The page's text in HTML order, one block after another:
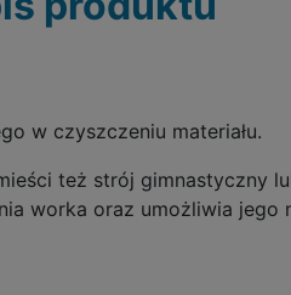
w czyszczeniu materiału.
też strój gimnastyczny
worka oraz umożliwia